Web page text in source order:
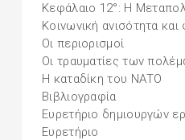
Κεφάλαιο 12°: Η
Κοινωνική ανισότητα
Οι περιορισμοί
Οι τραυματίες των
Η καταδίκη του ΝΑΤΟ
Βιβλιογραφία
Ευρετήριο δημιουργών
Ευρετήριο